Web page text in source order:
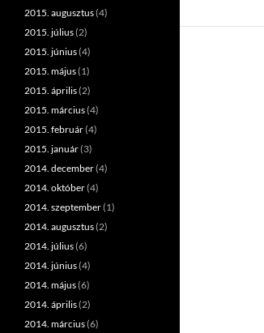
2015. augusztus(4)
2015. július(2)
2015. június(4)
2015. május(1)
2015. április(2)
2015. március(4)
2015. február(4)
2015. január(3)
2014. december(4)
2014. október(4)
2014. szeptember(1)
2014. augusztus(2)
2014. július(6)
2014. június(4)
2014. május(6)
2014. április(2)
2014. március(6)